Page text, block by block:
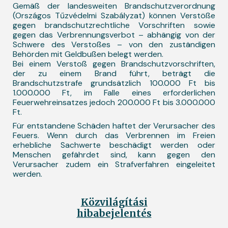
Gemäß der landesweiten Brandschutzverordnung
(Országos Tűzvédelmi Szabályzat) können Verstöße
gegen brandschutzrechtliche Vorschriften sowie
gegen das Verbrennungsverbot – abhängig von der
Schwere des Verstoßes – von den zuständigen
Behörden mit Geldbußen belegt werden.
Bei einem Verstoß gegen Brandschutzvorschriften,
der zu einem Brand führt, beträgt die
Brandschutzstrafe grundsätzlich 100.000 Ft bis
1.000.000 Ft, im Falle eines erforderlichen
Feuerwehreinsatzes jedoch 200.000 Ft bis 3.000.000
Ft.
Für entstandene Schäden haftet der Verursacher des
Feuers. Wenn durch das Verbrennen im Freien
erhebliche Sachwerte beschädigt werden oder
Menschen gefährdet sind, kann gegen den
Verursacher zudem ein Strafverfahren eingeleitet
werden.
Közvilágítási
hibabejelentés